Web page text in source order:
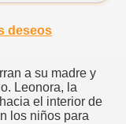
deseos
a su madre y
Leonora, la
el interior de
los niños para